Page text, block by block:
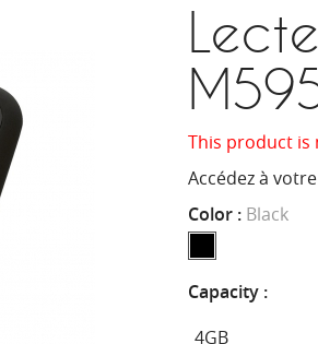
This product is
Accédez à
Color : Black
Capacity :